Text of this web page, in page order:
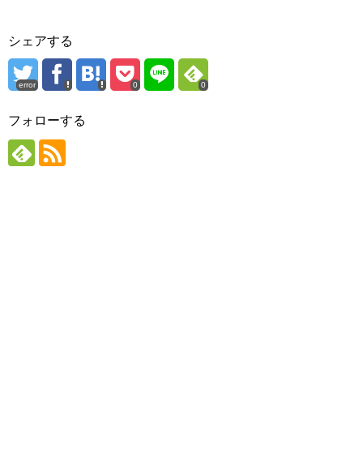
シェアする
error 0 0
フォローする